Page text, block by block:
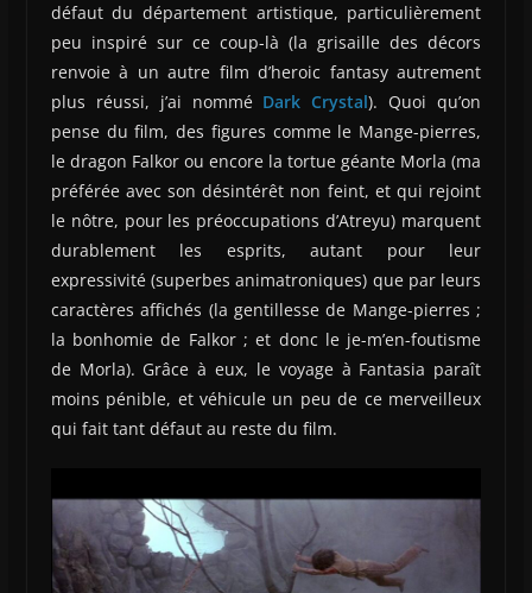
défaut du département artistique, particulièrement
peu inspiré sur ce coup-là (la grisaille des décors
renvoie à un autre film d’heroic fantasy autrement
plus réussi, j’ai nommé Dark Crystal). Quoi qu’on
pense du film, des figures comme le Mange-pierres,
le dragon Falkor ou encore la tortue géante Morla (ma
préférée avec son désintérêt non feint, et qui rejoint
le nôtre, pour les préoccupations d’Atreyu) marquent
durablement les esprits, autant pour leur
expressivité (superbes animatroniques) que par leurs
caractères affichés (la gentillesse de Mange-pierres ;
la bonhomie de Falkor ; et donc le je-m’en-foutisme
de Morla). Grâce à eux, le voyage à Fantasia paraît
moins pénible, et véhicule un peu de ce merveilleux
qui fait tant défaut au reste du film.